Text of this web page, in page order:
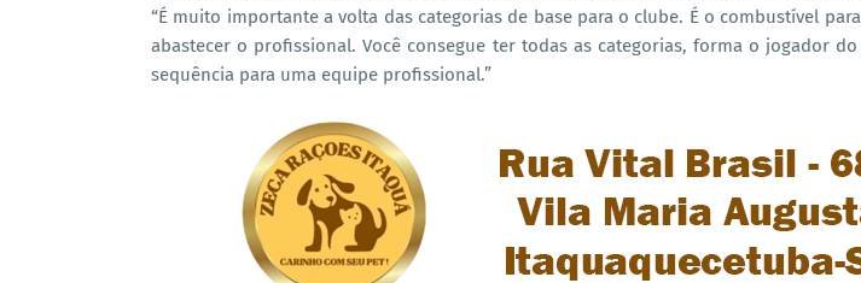
“É muito importante a volta das categorias de base para o clube. É o combustível
abastecer o profissional. Você consegue ter todas as categorias, forma o jogador do
sequência para uma equipe profissional.”